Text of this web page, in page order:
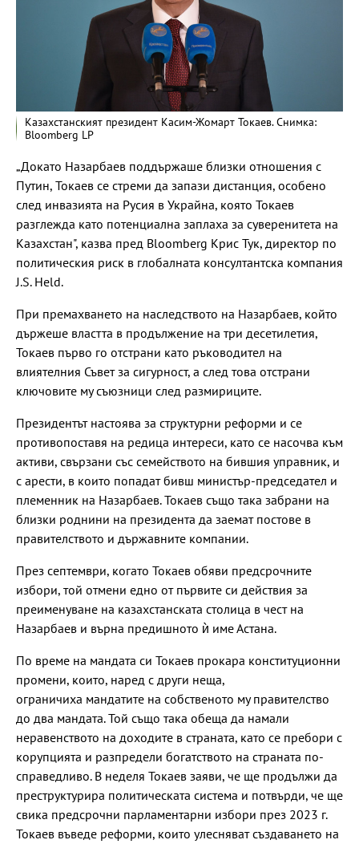
Казахстанският президент Касим-Жомарт Токаев. Снимка:
Bloomberg LP
„Докато Назарбаев поддържаше близки отношения с
Путин, Токаев се стреми да запази дистанция, особено
след инвазията на Русия в Украйна, която Токаев
разглежда като потенциална заплаха за суверенитета на
Казахстан", казва пред Bloomberg Крис Тук, директор по
политическия риск в глобалната консултантска компания
J.S. Held.
При премахването на наследството на Назарбаев, който
държеше властта в продължение на три десетилетия,
Токаев първо го отстрани като ръководител на
влиятелния Съвет за сигурност, а след това отстрани
ключовите му съюзници след размириците.
Президентът настоява за структурни реформи и се
противопоставя на редица интереси, като се насочва към
активи, свързани със семейството на бившия управник, и
с арести, в които попадат бивш министър-председател и
племенник на Назарбаев. Токаев също така забрани на
близки роднини на президента да заемат постове в
правителството и държавните компании.
През септември, когато Токаев обяви предсрочните
избори, той отмени едно от първите си действия за
преименуване на казахстанската столица в чест на
Назарбаев и върна предишното ѝ име Астана.
По време на мандата си Токаев прокара конституционни
промени, които, наред с други неща,
ограничиха мандатите на собственото му правителство
до два мандата. Той също така обеща да намали
неравенството на доходите в страната, като се пребори с
корупцията и разпредели богатството на страната по-
справедливо. В неделя Токаев заяви, че ще продължи да
преструктурира политическата система и потвърди, че ще
свика предсрочни парламентарни избори през 2023 г.
Токаев въведе реформи, които улесняват създаването на